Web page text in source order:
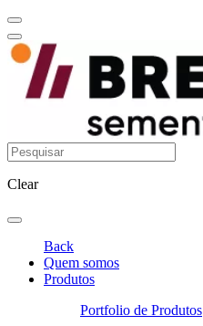
Clear
Back
Quem somos
Produtos
Portfolio de Produtos